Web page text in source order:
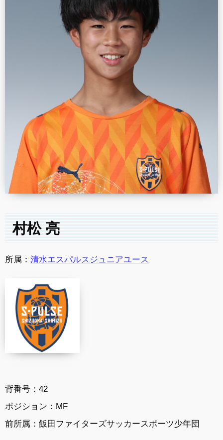
村松 亮
所属： 清水エスパルスジュニアユース
背番号：42
ポジション：MF
前所属：飯田ファイターズサッカースポーツ少年団